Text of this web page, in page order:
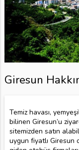
Giresun
Temiz havası,
bilinen Giresun’u
sitemizden satın
uygun fiyatlı Giresun